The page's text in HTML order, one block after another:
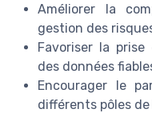
Améliorer la
gestion des
Favoriser la
des données
Encourager le
différents pôles de